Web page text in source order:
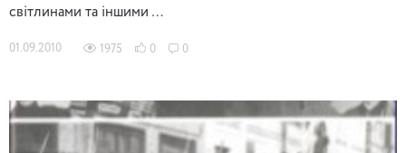
світлинами та іншими …
01.09.2010 1975 0 0